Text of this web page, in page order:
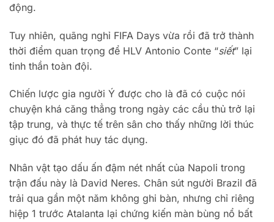
động.
Tuy nhiên, quãng nghỉ FIFA Days vừa rồi đã trở thành
thời điểm quan trọng để HLV Antonio Conte “siết” lại
tinh thần toàn đội.
Chiến lược gia người Ý được cho là đã có cuộc nói
chuyện khá căng thẳng trong ngày các cầu thủ trở lại
tập trung, và thực tế trên sân cho thấy những lời thúc
giục đó đã phát huy tác dụng.
Nhân vật tạo dấu ấn đậm nét nhất của Napoli trong
trận đấu này là David Neres. Chân sút người Brazil đã
trải qua gần một năm không ghi bàn, nhưng chỉ riêng
hiệp 1 trước Atalanta lại chứng kiến màn bùng nổ bất